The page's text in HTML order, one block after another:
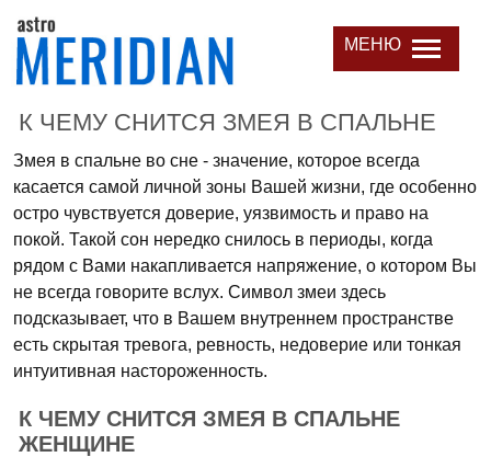
МЕНЮ
К ЧЕМУ СНИТСЯ ЗМЕЯ В СПАЛЬНЕ
Змея в спальне во сне - значение, которое всегда
касается самой личной зоны Вашей жизни, где особенно
остро чувствуется доверие, уязвимость и право на
покой. Такой сон нередко снилось в периоды, когда
рядом с Вами накапливается напряжение, о котором Вы
не всегда говорите вслух. Символ змеи здесь
подсказывает, что в Вашем внутреннем пространстве
есть скрытая тревога, ревность, недоверие или тонкая
интуитивная настороженность.
К ЧЕМУ СНИТСЯ ЗМЕЯ В СПАЛЬНЕ
ЖЕНЩИНЕ